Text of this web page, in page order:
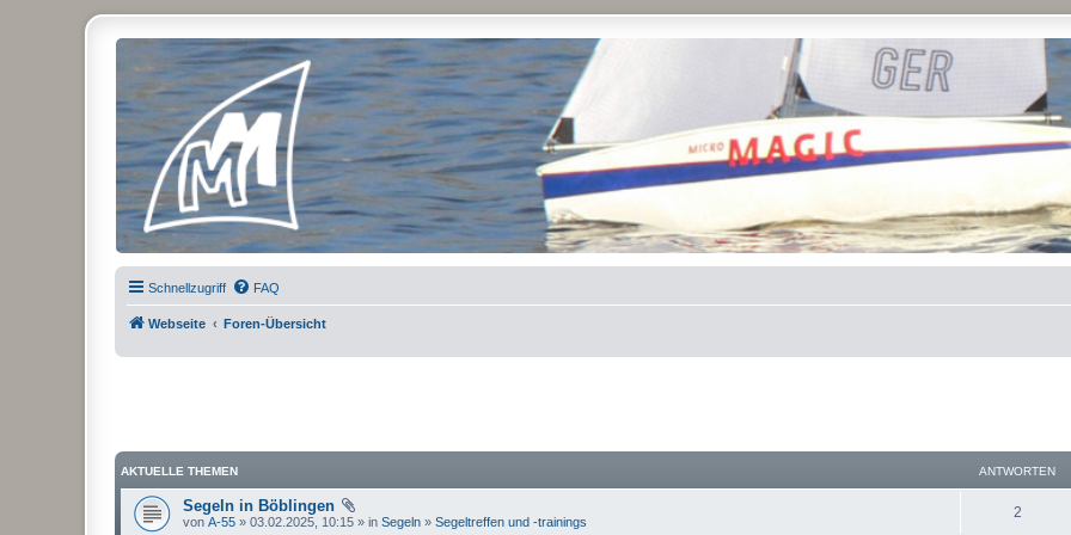
Micro Magic Forum Deutschland
Schnellzugriff FAQ
Webseite Foren-Übersicht
AKTUELLE THEMEN ANTWORTEN
Segeln in Böblingen
von A-55 » 03.02.2025, 10:15 » in Segeln » Segeltreffen und -trainings
2